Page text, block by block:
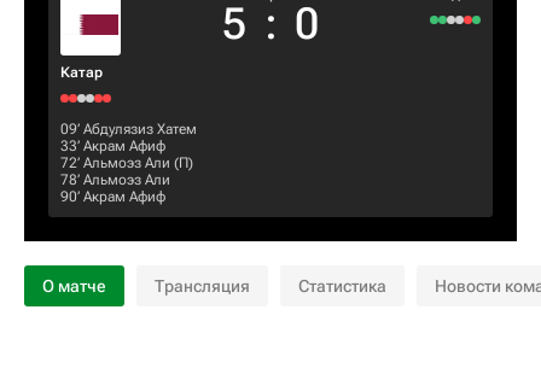
Катар
5 : 0
09‎’‎ Абдулязиз Хатем
33‎’‎ Акрам Афиф
72‎’‎ Альмоэз Али (П)
78‎’‎ Альмоэз Али
90‎’‎ Акрам Афиф
О матче Трансляция Статистика Новости